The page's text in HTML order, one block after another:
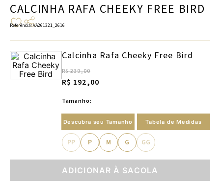
CALCINHA RAFA CHEEKY FREE BIRD
Referência:VA261321_2616
Calcinha Rafa Cheeky Free Bird
R$ 239,00
R$ 192,00
Tamanho:
Descubra seu Tamanho Tabela de Medidas
PP P M G GG
ADICIONAR À SACOLA